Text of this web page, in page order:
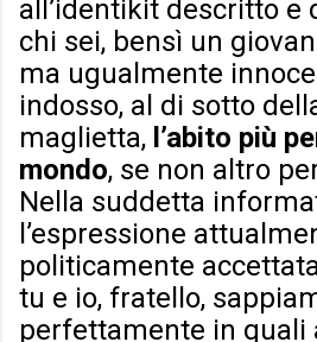
all’identikit descritto e
chi sei, bensì un
ma ugualmente
indosso, al di sotto
maglietta, l’abito più
mondo, se non altro
Nella suddetta
l’espressione
politicamente
tu e io, fratello,
perfettamente in quali